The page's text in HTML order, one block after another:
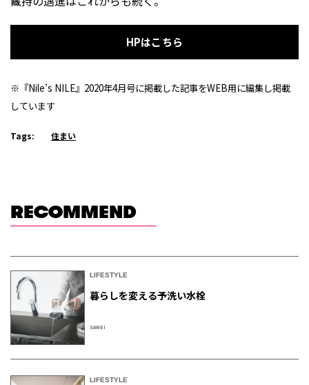
HPはこちら
※『Nile’s NILE』2020年4月号に掲載した記事をWEB用に編集し掲載
しています
Tags: 住まい
RECOMMEND
LIFESTYLE
暮らしを変える予洗い水栓
SANEI
LIFESTYLE